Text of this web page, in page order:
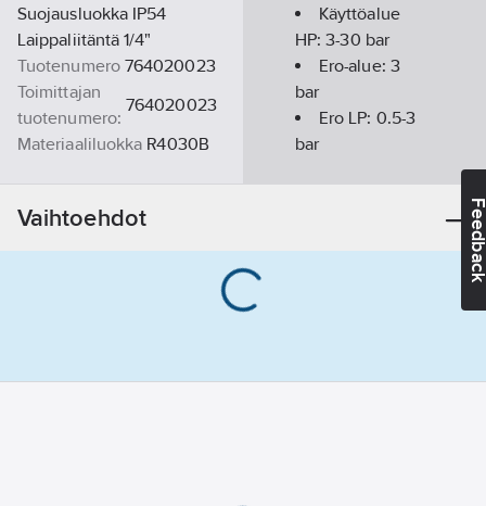
Suojausluokka IP54
Laippaliitäntä 1/4"
Tuotenumero 764020023
Toimittajan
tuotenumero:
764020023
Materiaaliluokka R4030B
Käyttöalue
HP:3-30 bar
Ero-alue: 3
bar
Ero LP: 0.5-3
bar
Vaihtoehdot